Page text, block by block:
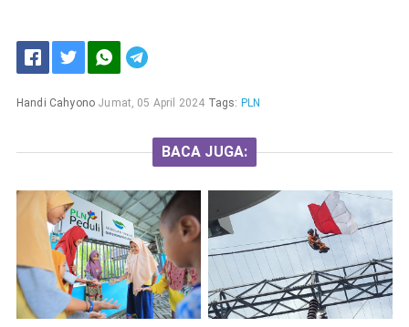
Handi Cahyono Jumat, 05 April 2024 Tags: PLN
BACA JUGA: